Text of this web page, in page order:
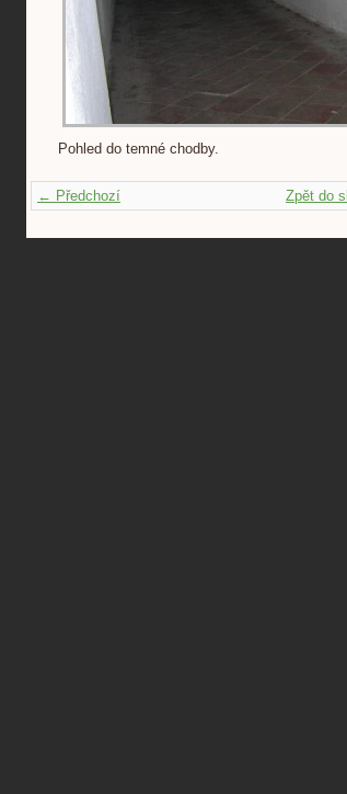
Pohled do temné chodby.
← Předchozí Zpět do